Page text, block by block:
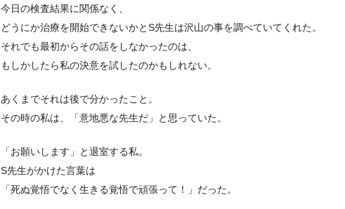
今日の検査結果に関係なく、
どうにか治療を開始できないかとS先生は沢山の事を調べていてくれた。
それでも最初からその話をしなかったのは、
もしかしたら私の決意を試したのかもしれない。
あくまでそれは後で分かったこと。
その時の私は、「意地悪な先生だ」と思っていた。
「お願いします」と退室する私。
S先生がかけた言葉は
「死ぬ覚悟でなく生きる覚悟で頑張って！」だった。